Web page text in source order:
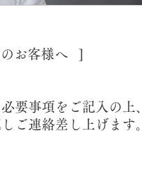
のお客様へ ]
要事項をご記入の上
ご連絡差し上げま